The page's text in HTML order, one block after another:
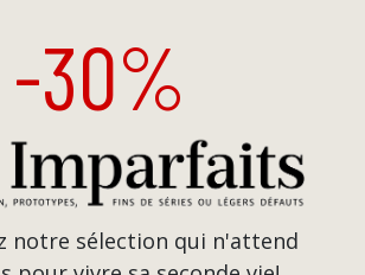
-30%
notre sélection qui n'attend